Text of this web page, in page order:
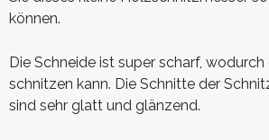
können.
Die Schneide ist super scharf,
schnitzen kann. Die Schnitte der
sind sehr glatt und glänzend.